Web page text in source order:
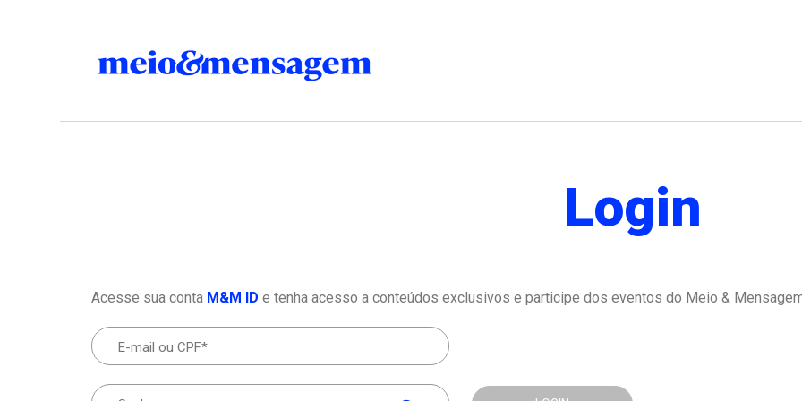
Login
Acesse sua conta M&M ID e tenha acesso a conteúdos exclusivos e participe dos eventos do Meio &